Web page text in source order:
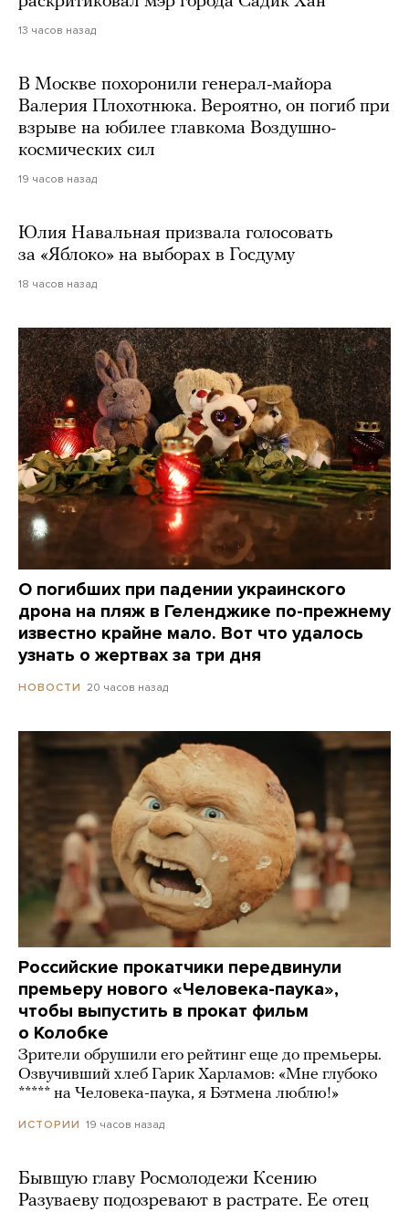
13 часов назад
В Москве похоронили генерал-майора
Валерия Плохотнюка. Вероятно, он погиб при
взрыве на юбилее главкома Воздушно-
космических сил
19 часов назад
Юлия Навальная призвала голосовать
за «Яблоко» на выборах в Госдуму
18 часов назад
О погибших при падении украинского
дрона на пляж в Геленджике по-прежнему
известно крайне мало. Вот что удалось
узнать о жертвах за три дня
НОВОСТИ 20 часов назад
Российские прокатчики передвинули
премьеру нового «Человека-паука»,
чтобы выпустить в прокат фильм
о Колобке
Зрители обрушили его рейтинг еще до премьеры.
Озвучивший хлеб Гарик Харламов: «Мне глубоко
***** на Человека-паука, я Бэтмена люблю!»
ИСТОРИИ 19 часов назад
Бывшую главу Росмолодежи Ксению
Разуваеву подозревают в растрате. Ее отец